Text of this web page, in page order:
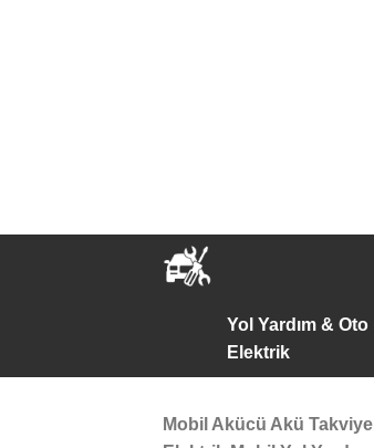
Yol Yardım & Oto
Elektrik
Mobil Akücü Akü Takviye